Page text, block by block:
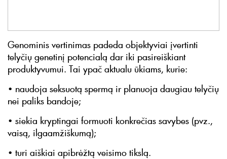
Genominis vertinimas padeda objektyviai įvertinti
telyčių genetinį potencialą dar iki pasireiškiant
produktyvumui. Tai ypač aktualu ūkiams, kurie:
• naudoja seksuotą spermą ir planuoja daugiau telyčių
nei paliks bandoje;
• siekia kryptingai formuoti konkrečias savybes (pvz.,
vaisą, ilgaamžiškumą);
• turi aiškiai apibrėžtą veisimo tikslą.